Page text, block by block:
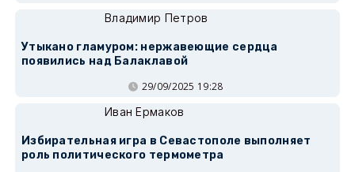
Владимир Петров
Утыкано гламуром: нержавеющие сердца
появились над Балаклавой
29/09/2025 19:28
Иван Ермаков
Избирательная игра в Севастополе выполняет
роль политического термометра